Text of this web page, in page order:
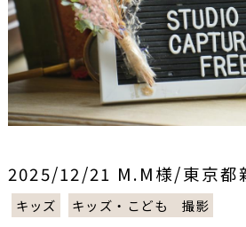
2025/12/21 M.M様/東京都
キッズ
キッズ・こども 撮影